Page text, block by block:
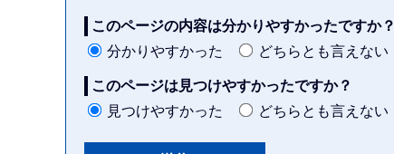
このページの内容は分かりやすかったですか？
分かりやすかった
どちらとも言えない
このページは見つけやすかったですか？
見つけやすかった
どちらとも言えない